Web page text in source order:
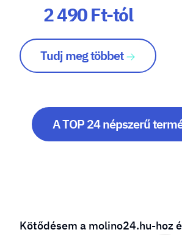
2 490 Ft-tól
Tudj meg többet
A TOP 24 népszerű
Kötődésem a molino24.hu-hoz